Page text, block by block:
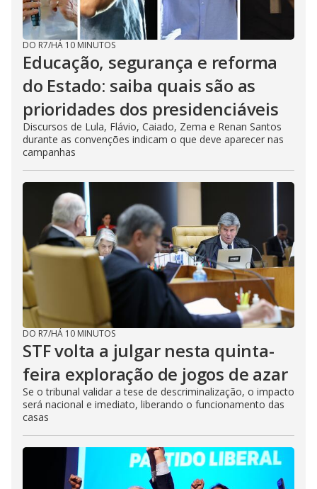
DO R7/HÁ 10 MINUTOS
Educação, segurança e reforma
do Estado: saiba quais são as
prioridades dos presidenciáveis
Discursos de Lula, Flávio, Caiado, Zema e Renan Santos
durante as convenções indicam o que deve aparecer nas
campanhas
DO R7/HÁ 10 MINUTOS
STF volta a julgar nesta quinta-
feira exploração de jogos de azar
Se o tribunal validar a tese de descriminalização, o impacto
será nacional e imediato, liberando o funcionamento das
casas